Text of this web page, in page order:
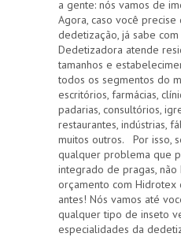
a gente: nós vamos de
Agora, caso você
dedetização, já sabe
Dedetizadora atende
tamanhos e
todos os segmentos do
escritórios, farmácias,
padarias, consultórios,
restaurantes, indústrias,
muitos outros. Por isso,
qualquer problema que
integrado de pragas,
orçamento com
antes! Nós vamos até
qualquer tipo de inseto
especialidades da